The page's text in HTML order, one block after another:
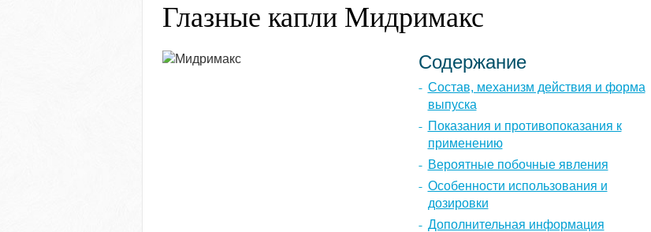
Глазные капли Мидримакс
Содержание
Состав, механизм действия и форма
выпуска
Показания и противопоказания к
применению
Вероятные побочные явления
Особенности использования и
дозировки
Дополнительная информация